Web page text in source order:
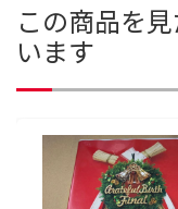
この商品を
います